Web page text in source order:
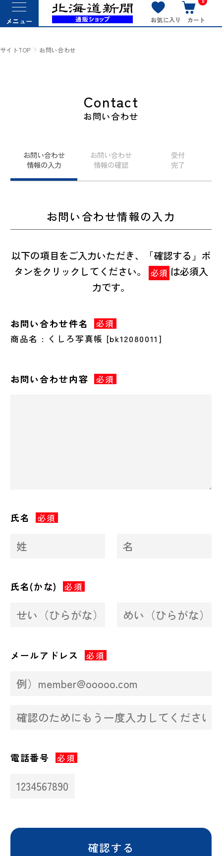
メニュー お気に入り カート
サイトTOP お問い合わせ
Contact
お問い合わせ
お問い合わせ
情報の入力
お問い合わせ
情報の確認
受付
完了
お問い合わせ情報の入力
以下の項目をご入力いただき、「確認する」ボ
タンをクリックしてください。
必須 は必須入
力です。
お問い合わせ件名
必須
商品名 : くしろ写真帳 [bk12080011]
お問い合わせ内容 必須
氏名 必須
氏名(かな) 必須
メールアドレス 必須
電話番号 必須
確認する